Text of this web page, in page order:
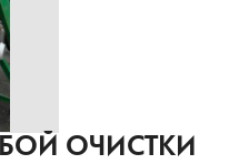
ОЧИСТКИ